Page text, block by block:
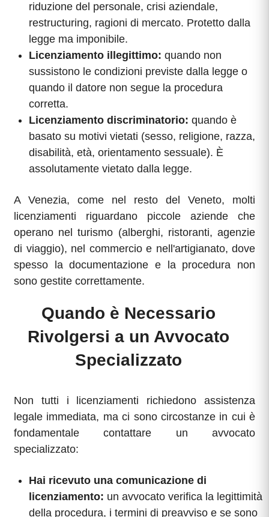
riduzione del personale, crisi aziendale,
restructuring, ragioni di mercato. Protetto dalla
legge ma imponibile.
Licenziamento illegittimo: quando non
sussistono le condizioni previste dalla legge o
quando il datore non segue la procedura
corretta.
Licenziamento discriminatorio: quando è
basato su motivi vietati (sesso, religione, razza,
disabilità, età, orientamento sessuale). È
assolutamente vietato dalla legge.
A Venezia, come nel resto del Veneto, molti
licenziamenti riguardano piccole aziende che
operano nel turismo (alberghi, ristoranti, agenzie
di viaggio), nel commercio e nell'artigianato, dove
spesso la documentazione e la procedura non
sono gestite correttamente.
Quando è Necessario
Rivolgersi a un Avvocato
Specializzato
Non tutti i licenziamenti richiedono assistenza
legale immediata, ma ci sono circostanze in cui è
fondamentale contattare un avvocato
specializzato:
Hai ricevuto una comunicazione di
licenziamento: un avvocato verifica la legittimità
della procedura, i termini di preavviso e se sono